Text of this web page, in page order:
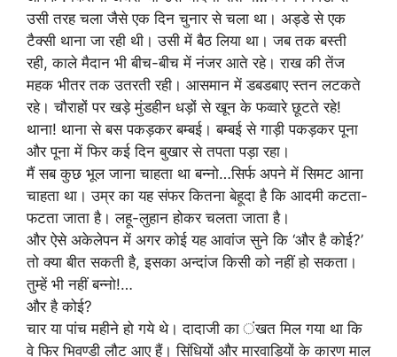
उसी तरह चला जैसे एक दिन चुनार से चला था। अड्डे से एक
टैक्सी थाना जा रही थी। उसी में बैठ लिया था। जब तक बस्ती
रही, काले मैदान भी बीच-बीच में नंजर आते रहे। राख की तेंज
महक भीतर तक उतरती रही। आसमान में डबडबाए स्तन लटकते
रहे। चौराहों पर खड़े मुंडहीन धड़ों से खून के फव्वारे छूटते रहे!
थाना! थाना से बस पकड़कर बम्बई। बम्बई से गाड़ी पकड़कर पूना
और पूना में फिर कई दिन बुखार से तपता पड़ा रहा।
मैं सब कुछ भूल जाना चाहता था बन्नो…सिर्फ अपने में सिमट आना
चाहता था। उम्र का यह संफर कितना बेहूदा है कि आदमी कटता-
फटता जाता है। लहू-लुहान होकर चलता जाता है।
और ऐसे अकेलेपन में अगर कोई यह आवांज सुने कि ‘और है कोई?’
तो क्या बीत सकती है, इसका अन्दांज किसी को नहीं हो सकता।
तुम्हें भी नहीं बन्नो!…
और है कोई?
चार या पांच महीने हो गये थे। दादाजी का ंखत मिल गया था कि
वे फिर भिवण्डी लौट आए हैं। सिंधियों और मारवाड़ियों के कारण माल